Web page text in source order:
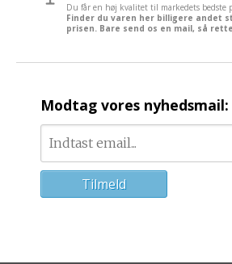
Du får en høj kvalitet til markedets bedste
Finder du varen her billigere andet
prisen. Bare send os en mail, så
Modtag vores nyhedsmail: